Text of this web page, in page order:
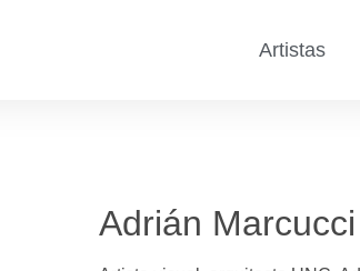
Artistas
Adrián Marcucci